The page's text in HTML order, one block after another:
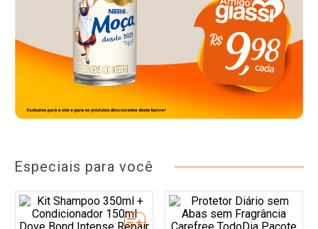
Especiais para você